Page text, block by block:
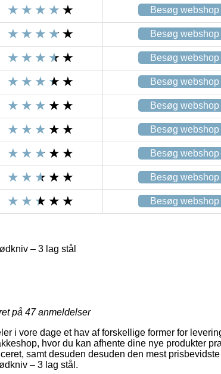
Besøg webshop
Besøg webshop
Besøg webshop
Besøg webshop
Besøg webshop
Besøg webshop
Besøg webshop
Besøg webshop
Besøg webshop
– 3 lag stål
på 47anmeldelser
i vore dage et hav af forskellige former for
hvor du kan afhente dine nye produkter
samt desuden desuden den mest
– 3 lag stål.